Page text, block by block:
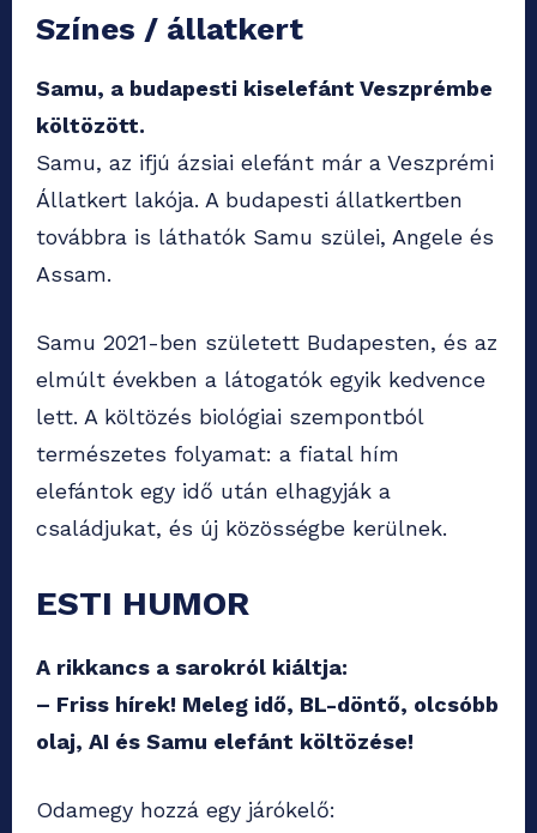
Színes / állatkert
Samu, a budapesti kiselefánt Veszprémbe
költözött.
Samu, az ifjú ázsiai elefánt már a Veszprémi
Állatkert lakója. A budapesti állatkertben
továbbra is láthatók Samu szülei, Angele és
Assam.
Samu 2021-ben született Budapesten, és az
elmúlt években a látogatók egyik kedvence
lett. A költözés biológiai szempontból
természetes folyamat: a fiatal hím
elefántok egy idő után elhagyják a
családjukat, és új közösségbe kerülnek.
ESTI HUMOR
A rikkancs a sarokról kiáltja:
– Friss hírek! Meleg idő, BL-döntő, olcsóbb
olaj, AI és Samu elefánt költözése!
Odamegy hozzá egy járókelő: